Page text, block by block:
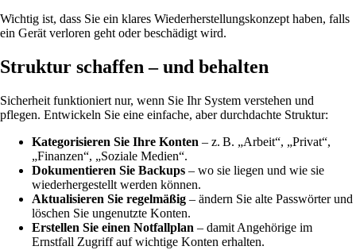
Wichtig ist, dass Sie ein klares Wiederherstellungskonzept haben, falls
ein Gerät verloren geht oder beschädigt wird.
Struktur schaffen – und behalten
Sicherheit funktioniert nur, wenn Sie Ihr System verstehen und
pflegen. Entwickeln Sie eine einfache, aber durchdachte Struktur:
Kategorisieren Sie Ihre Konten – z. B. „Arbeit“, „Privat“,
„Finanzen“, „Soziale Medien“.
Dokumentieren Sie Backups – wo sie liegen und wie sie
wiederhergestellt werden können.
Aktualisieren Sie regelmäßig – ändern Sie alte Passwörter und
löschen Sie ungenutzte Konten.
Erstellen Sie einen Notfallplan – damit Angehörige im
Ernstfall Zugriff auf wichtige Konten erhalten.